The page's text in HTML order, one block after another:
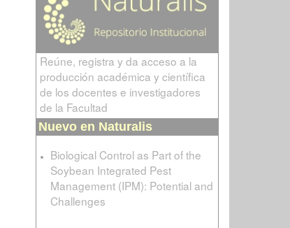
Reúne, registra y da acceso a la
producción académica y científica
de los docentes e investigadores
de la Facultad
Nuevo en Naturalis
Biological Control as Part of the
Soybean Integrated Pest
Management (IPM): Potential and
Challenges